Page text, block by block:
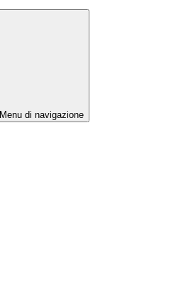
Menu di navigazione